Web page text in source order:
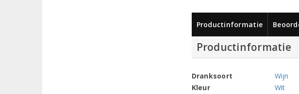
Productinformatie
Productinformatie
Dranksoort
Wijn
Kleur
Wit